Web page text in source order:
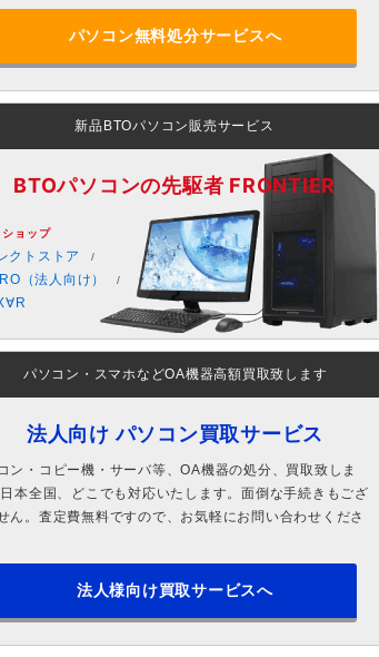
パソコン無料処分サービスへ
新品BTOパソコン販売サービス
BTOパソコンの先駆者 FRONTIER
ショップ
クトストア
（法人向け）
パソコン・スマホなどOA機器高額買取致します
法人向け パソコン買取サービス
ン・コピー機・サーバ等、OA機器の処分、買取致しま
本全国、どこでも対応いたします。面倒な手続きもござ
ん。査定費無料ですので、お気軽にお問い合わせくださ
法人様向け買取サービスへ